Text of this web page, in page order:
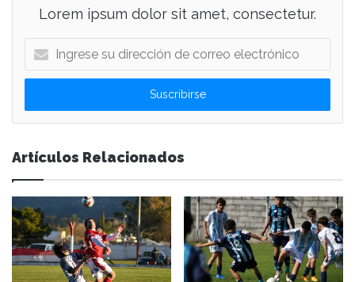
Lorem ipsum dolor sit amet, consectetur.
g
e
s
u
d
i
r
e
c
Artículos Relacionados